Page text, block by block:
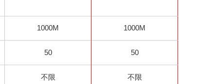
1000M 1000M
50 50
不限 不限